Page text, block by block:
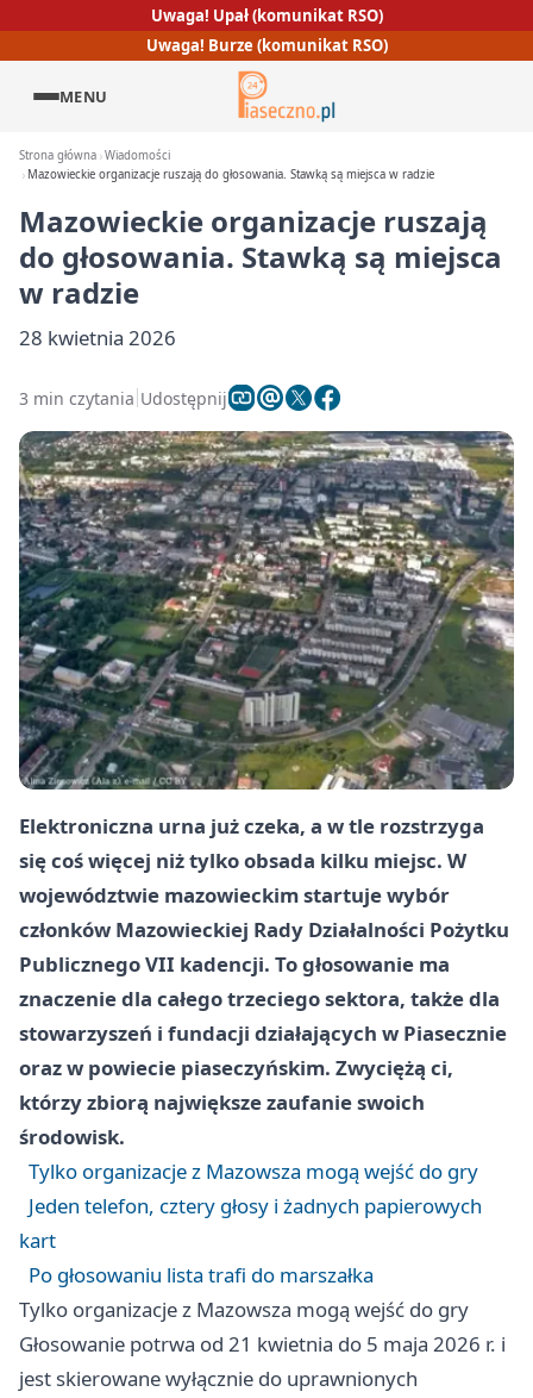
Uwaga! Upał (komunikat RSO)
Uwaga! Burze (komunikat RSO)
MENU
Strona główna Wiadomości
Mazowieckie organizacje ruszają do głosowania. Stawką są miejsca w radzie
Mazowieckie organizacje ruszają
do głosowania. Stawką są miejsca
w radzie
28 kwietnia 2026
3 min czytania Udostępnij
Elektroniczna urna już czeka, a w tle rozstrzyga
się coś więcej niż tylko obsada kilku miejsc. W
województwie mazowieckim startuje wybór
członków Mazowieckiej Rady Działalności Pożytku
Publicznego VII kadencji. To głosowanie ma
znaczenie dla całego trzeciego sektora, także dla
stowarzyszeń i fundacji działających w Piasecznie
oraz w powiecie piaseczyńskim. Zwyciężą ci,
którzy zbiorą największe zaufanie swoich
środowisk.
Tylko organizacje z Mazowsza mogą wejść do gry
Jeden telefon, cztery głosy i żadnych papierowych
kart
Po głosowaniu lista trafi do marszałka
Tylko organizacje z Mazowsza mogą wejść do gry
Głosowanie potrwa od 21 kwietnia do 5 maja 2026 r. i
jest skierowane wyłącznie do uprawnionych